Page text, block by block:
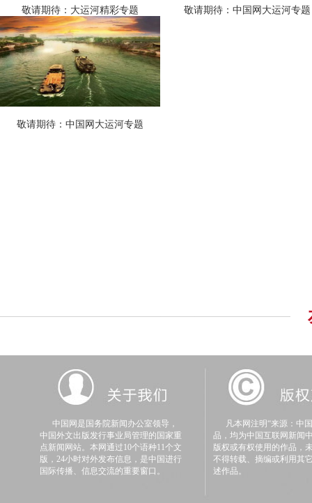
敬请期待：大运河精彩专题 敬请期待：中国网大运河专题
敬请期待：中国网大运河专题
中国网是国务院新闻办公室领导，
中国外文出版发行事业局管理的国家重
点新闻网站。本网通过10个语种11个文
版，24小时对外发布信息，是中国进行
国际传播、信息交流的重要窗口。
凡本网注明“来源：中
品，均为中国互联网新闻
版权或有权使用的作品，
不得转载、摘编或利用其
述作品。